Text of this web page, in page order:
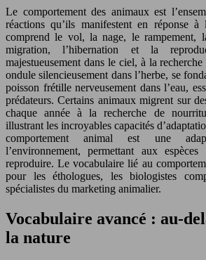
Le comportement des animaux est
réactions qu’ils manifestent en réponse
comprend le vol, la nage, le rampement,
migration, l’hibernation et la
majestueusement dans le ciel, à la
ondule silencieusement dans l’herbe, se
poisson frétille nerveusement dans l’eau,
prédateurs. Certains animaux migrent sur
chaque année à la recherche de
illustrant les incroyables capacités
comportement animal est une
l’environnement, permettant aux
reproduire. Le vocabulaire lié au
pour les éthologues, les biologistes
spécialistes du marketing animalier.
Vocabulaire avancé : au-
la nature